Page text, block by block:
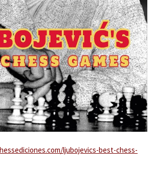
ljubojevics-best-chess-